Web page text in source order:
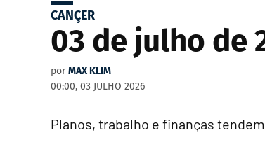
CANÇER
03 de julho de
por MAX KLIM
00:00, 03 JULHO 2026
Planos, trabalho e finanças